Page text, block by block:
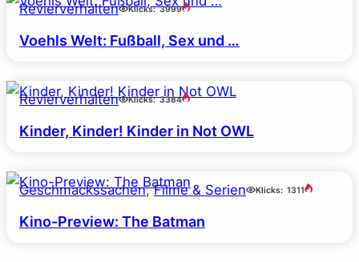
Revierverhalten Klicks: 3999
Voehls Welt: Fußball, Sex und …
Revierverhalten Klicks: 3384
Kinder, Kinder! Kinder in Not OWL
Geschmackssachen, Filme & Serien Klicks: 1311
Kino-Preview: The Batman